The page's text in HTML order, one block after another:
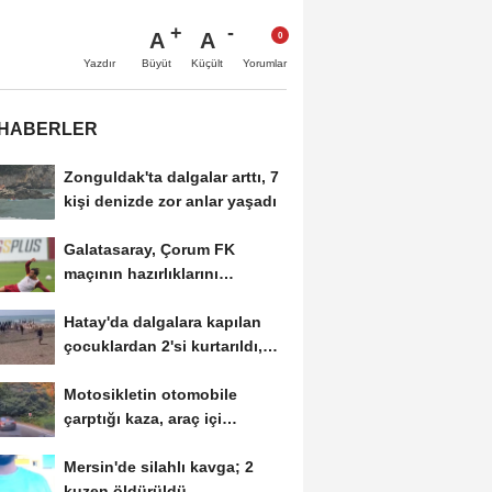
Yazdır
A
Büyüt
A
Küçült Yorumlar
Zonguldak'ta dalgalar arttı, 7
kişi denizde zor anlar yaşadı
Galatasaray, Çorum FK
maçının hazırlıklarını
Hatay'da dalgalara kapılan
çocuklardan 2'si kurtarıldı,
Motosikletin otomobile
çarptığı kaza, araç içi
Mersin'de silahlı kavga; 2